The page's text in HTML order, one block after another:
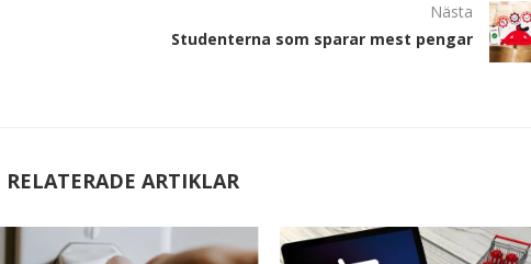
Nästa
Studenterna som sparar mest pengar
RELATERADE ARTIKLAR